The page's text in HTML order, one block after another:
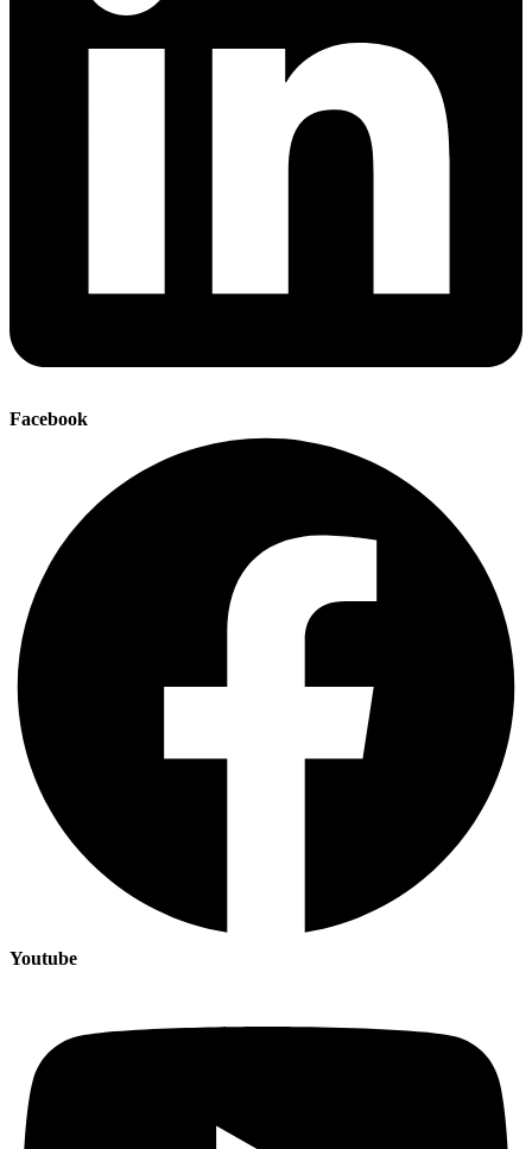
Facebook
Youtube